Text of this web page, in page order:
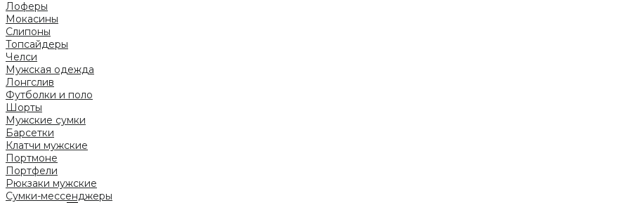
Лоферы
Мокасины
Слипоны
Топсайдеры
Челси
Мужская одежда
Лонгслив
Футболки и поло
Шорты
Мужские сумки
Барсетки
Клатчи мужские
Портмоне
Портфели
Рюкзаки мужские
Сумки-мессенджеры